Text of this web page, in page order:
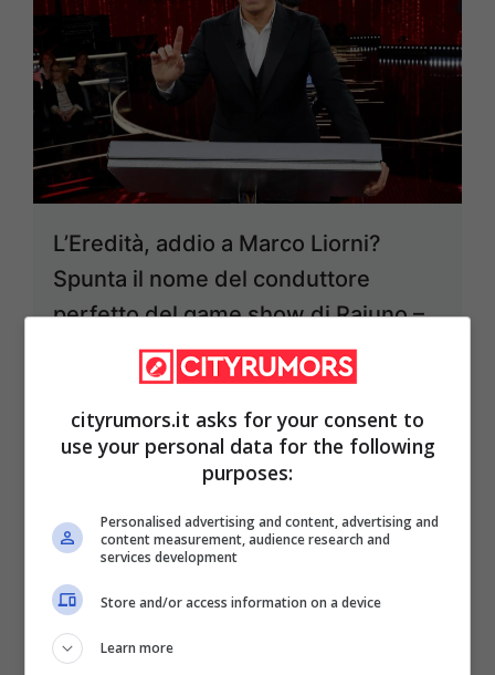
L’Eredità, addio a Marco Liorni?
Spunta il nome del conduttore
perfetto del game show di Raiuno –
21 Aprile 2024
cityrumors.it asks for your consent to
use your personal data for the following
purposes:
Personalised advertising and content, advertising and
content measurement, audience research and
services development
Store and/or access information on a device
Learn more